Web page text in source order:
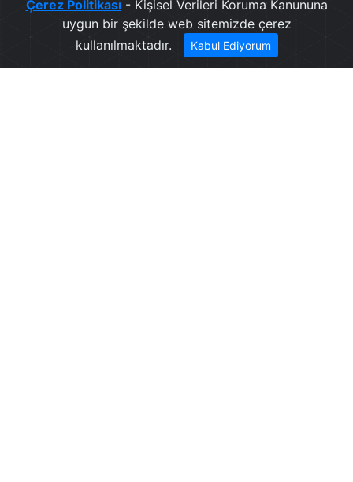
Çerez Politikası- Kişisel Verileri Koruma Kanununa
uygun bir şekilde web sitemizde çerez
kullanılmaktadır.
Kabul Ediyorum